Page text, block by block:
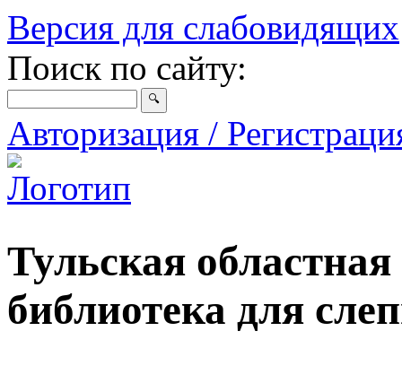
Версия для слабовидящих
Поиск по сайту:
Авторизация /
Тульская
библиотека для